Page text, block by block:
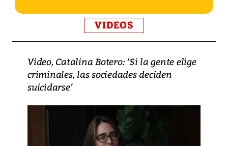
VIDEOS
Video, Catalina Botero: ‘Si la gente elige
criminales, las sociedades deciden
suicidarse’